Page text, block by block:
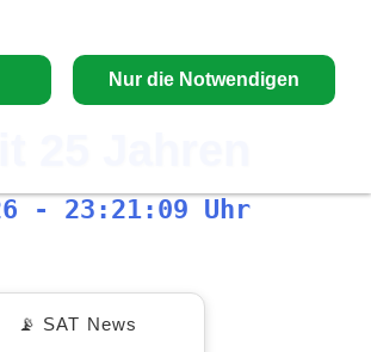
Nur die Notwendigen
25 Jahren
- 23:21:10 Uhr
📡 SAT News